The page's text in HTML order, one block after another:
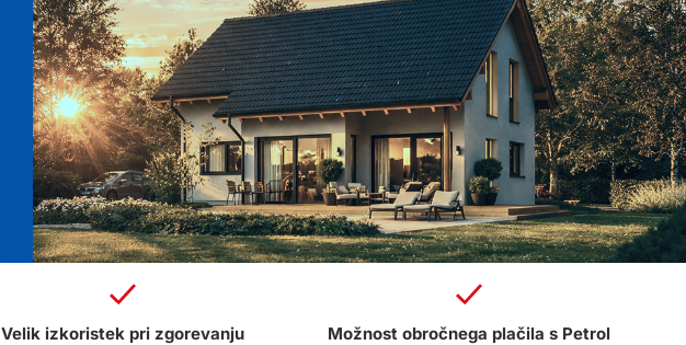
Velik izkoristek pri zgorevanju
Možnost obročnega plačila s Petrol